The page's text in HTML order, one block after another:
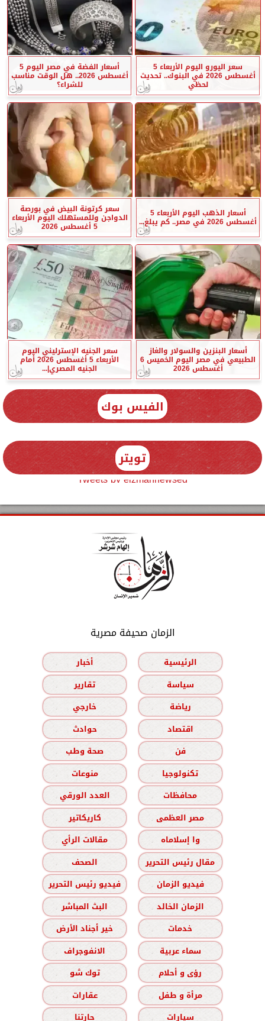
سعر اليورو اليوم الأربعاء 5
أغسطس 2026 في البنوك.. تحديث
لحظي
أسعار الفضة في مصر اليوم 5
أغسطس 2026.. هل الوقت مناسب
للشراء؟
أسعار الذهب اليوم الأربعاء 5
أغسطس 2026 في مصر.. كم يبلغ...
سعر كرتونة البيض في بورصة
الدواجن وللمستهلك اليوم الأربعاء
5 أغسطس 2026
أسعار البنزين والسولار والغاز
الطبيعي في مصر اليوم الخميس 6
أغسطس 2026
سعر الجنيه الإسترليني اليوم
الأربعاء 5 أغسطس 2026 أمام
الجنيه المصري|...
الفيس بوك
تويتر
Tweets by elzmannewseg
الزمان صحيفة مصرية
الرئيسية
أخبار
سياسة
تقارير
رياضة
خارجي
اقتصاد
حوادث
فن
صحة وطب
تكنولوجيا
منوعات
محافظات
العدد الورقي
مصر العظمى
كاريكاتير
وا إسلاماه
مقالات الرأي
مقال رئيس التحرير
الصحف
فيديو الزمان
فيديو رئيس التحرير
الزمان الخالد
البث المباشر
خدمات
خير أجناد الأرض
سماء عربية
الانفوجراف
رؤى و أحلام
توك شو
مرأة و طفل
عقارات
سيارات
حارتنا